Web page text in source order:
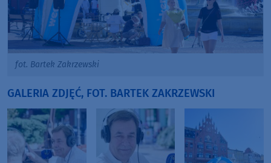
fot. Bartek Zakrzewski
GALERIA ZDJĘĆ, FOT. BARTEK ZAKRZEWSKI